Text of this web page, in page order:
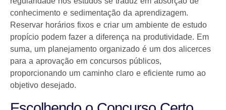
conhecimento e sedimentação da aprendizagem.
Reservar horários fixos e criar um ambiente de estudo
propício podem fazer a diferença na produtividade. Em
suma, um planejamento organizado é um dos alicerces
para a aprovação em concursos públicos,
proporcionando um caminho claro e eficiente rumo ao
objetivo desejado.